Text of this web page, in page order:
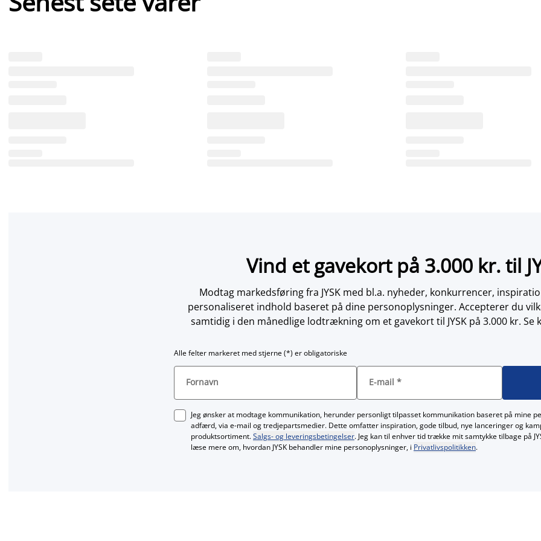
Vind et gavekort på 3.000 kr. til
Modtag markedsføring fra JYSK med bl.a. nyheder, konkurrencer,
personaliseret indhold baseret på dine personoplysninger. Accepterer du
samtidig i den månedlige lodtrækning om et gavekort til JYSK på 3.000 kr. Se
Alle felter markeret med stjerne (*) er obligatoriske
Fornavn E-mail *
Jeg ønsker at modtage kommunikation, herunder personligt tilpasset kommunikation baseret på mine
adfærd, via e‑mail og tredjepartsmedier. Dette omfatter inspiration, gode tilbud, nye lanceringer og
produktsortiment.Salgs- og leveringsbetingelser. Jeg kan til enhver tid trække mit samtykke tilbage på
læse mere om, hvordan JYSK behandler mine personoplysninger, i Privatlivspolitikken.